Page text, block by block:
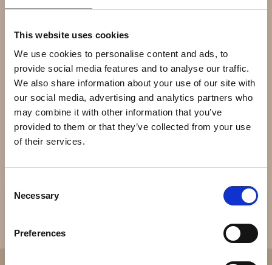
This website uses cookies
We use cookies to personalise content and ads, to
provide social media features and to analyse our traffic.
We also share information about your use of our site with
our social media, advertising and analytics partners who
may combine it with other information that you’ve
provided to them or that they’ve collected from your use
of their services.
Selection
Necessary
Preferences
London, England i 1905. I 1919 flyttede Wilsdorf og Davis
Magasinet Bloomberg Businessweek rangerede Rolex
som nummer 71 på listen over verdens top 100 globale
varemærker i år 2007. Rolex er den største
enkeltproducent af luksusure med en produktion af
omkring 812.000 om året. Den estimerede omsætning i
2003 var omkring 3 milliarder $.